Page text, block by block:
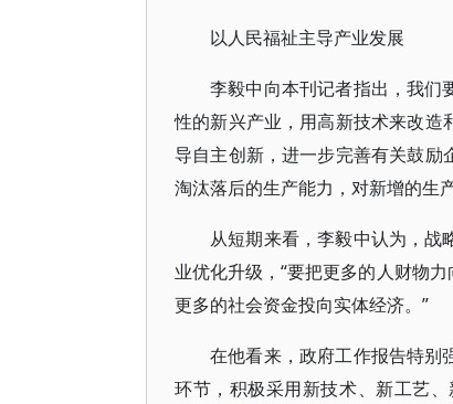
以人民福祉主导产业发展
李毅中向本刊记者指出，我们
性的新兴产业，用高新技术来改造
导自主创新，进一步完善有关鼓励
淘汰落后的生产能力，对新增的生
从短期来看，李毅中认为，战
业优化升级，“要把更多的人财物
更多的社会资金投向实体经济。”
在他看来，政府工作报告特别
环节，积极采用新技术、新工艺